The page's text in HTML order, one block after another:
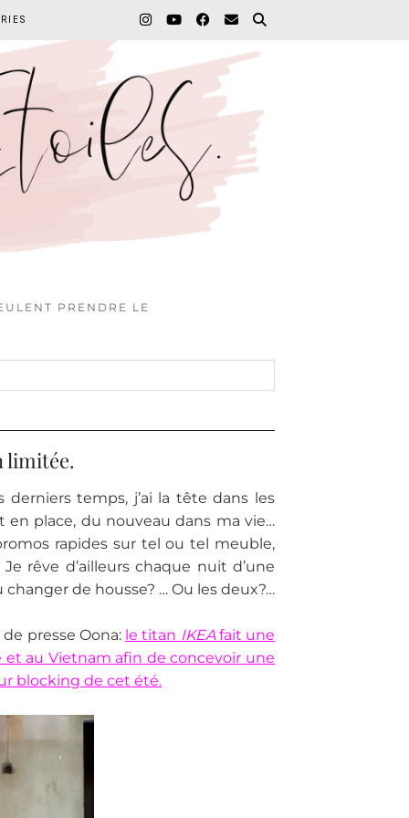
PRENDRE LE
limitée.
temps, j’ai la tête dans les
place, du nouveau dans ma vie…
rapides sur tel ou tel meuble,
rêve d’ailleurs chaque nuit d’une
de housse? … Ou les deux?…
presse Oona: le titan IKEAfait une
au Vietnam afin de concevoir une
blocking de cet été.